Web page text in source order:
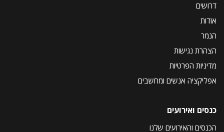
דרושים
אודות
הנמר
הצהרת נגישות
מדיניות הפרטיות
אפליקציה אנשים ומחשבים
כנסים ואירועים
הכנסים והאירועים שלנו